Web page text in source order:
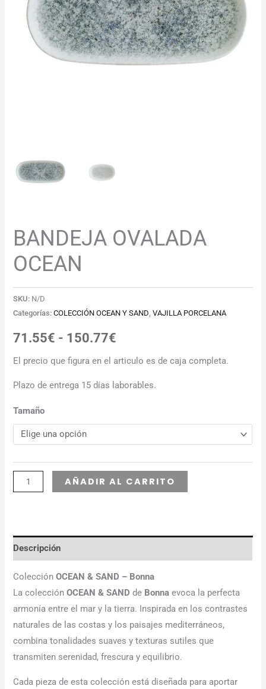
BANDEJA OVALADA
OCEAN
SKU: N/D
Categorías:COLECCIÓN OCEAN Y SAND ,VAJILLA PORCELANA
71.55€ - 150.77€
71.55€
hasta
150.77€
El precio que figura en el articulo es de caja completa.
Plazo de entrega 15 días laborables.
Tamaño
AÑADIR AL CARRITO
Descripción
ColecciónOCEAN & SAND – Bonna
La colecciónOCEAN & SAND de Bonna evoca la perfecta
armonía entre el mar y la tierra. Inspirada en los contrastes
naturales de las costas y los paisajes mediterráneos,
combina tonalidades suaves y texturas sutiles que
transmiten serenidad, frescura y equilibrio.
Cada pieza de esta colección está diseñada para aportar